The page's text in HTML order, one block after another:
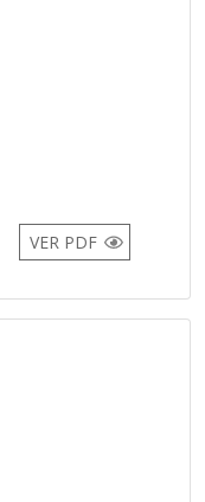
VER PDF